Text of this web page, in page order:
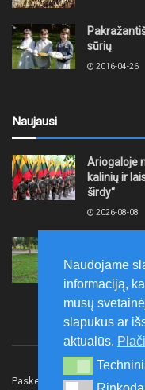
sūrių
2016-04-26
Naujausi
Ariogaloje
kalinių ir
širdy“
2026-08-08
laikytis
2026-08-08
Paskelbk naujieną
Naudojame
informaciją,
mūsų
slapukus ar
aktualūs.
Techniniai